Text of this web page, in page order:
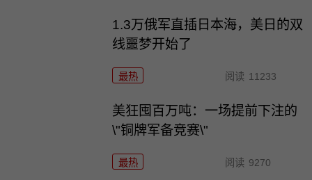
1.3万俄军直插日本海，美日的双
线噩梦开始了
最热 阅读 11233
美狂囤百万吨：一场提前下注的
\"铜牌军备竞赛\"
最热 阅读 9270